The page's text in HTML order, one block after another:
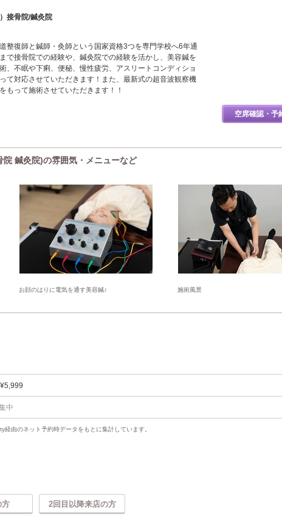
接骨院/鍼灸院
整復師と鍼師・灸師という国家資格3つを専門学校へ6年通
で接骨院での経験や、鍼灸院での経験を活かし、美容鍼を
、不眠や下痢、便秘、慢性疲労、アスリートコンディショ
て対応させていただきます！また、最新式の超音波観察機
もって施術させていただきます！！
空席確認・予
鍼灸院)の雰囲気・メニューなど
お顔のはりに電気を通す美容鍼♪ 施術風景
中
由のネット予約時データをもとに集計しています。
方 2回目以降来店の方